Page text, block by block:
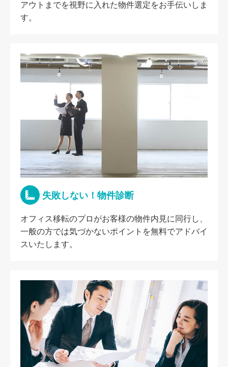
アウトまでを視野に入れた物件選定をお手伝いしま
す。
失敗しない！物件診断
オフィス移転のプロがお客様の物件内見に同行し、
一般の方では気づかないポイントを無料でアドバイ
スいたします。